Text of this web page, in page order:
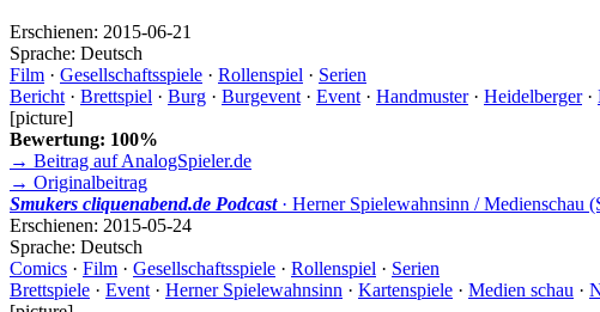
Erschienen: 2015-06-21
Sprache: Deutsch
Film · Gesellschaftsspiele · Rollenspiel · Serien
Bericht · Brettspiel · Burg · Burgevent · Event · Handmuster· Heidelberger·
[picture]
Bewertung: 100%
→ Beitrag auf AnalogSpieler.de
→ Originalbeitrag
Smukers cliquenabend.de Podcast· Herner Spielewahnsinn / Medienschau
Erschienen: 2015-05-24
Sprache: Deutsch
Comics · Film · Gesellschaftsspiele · Rollenspiel · Serien
Brettspiele · Event · Herner Spielewahnsinn · Kartenspiele · Medien schau ·